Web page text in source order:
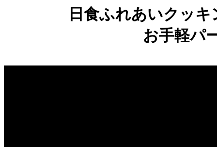
日食ふれあいクッ
お手軽パ